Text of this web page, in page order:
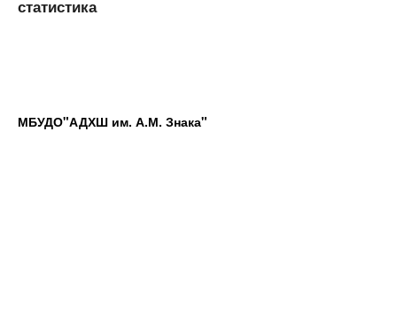
статистика
МБУДО"АДХШ им. А.М. Знака"